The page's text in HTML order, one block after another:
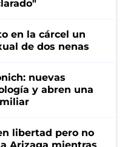
en la cárcel un
de dos nenas
nuevas
y abren una
libertad pero no